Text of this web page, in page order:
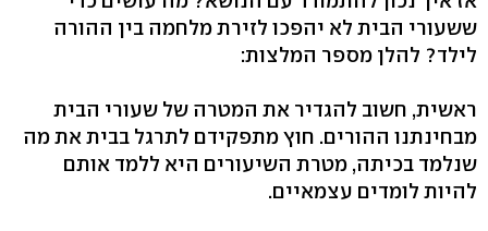
ששעורי הבית לא יהפכו לזירת מלחמה בין ההורה
לילד? להלן מספר המלצות:
ראשית, חשוב להגדיר את המטרה של שעורי הבית
מבחינתנו ההורים. חוץ מתפקידם לתרגל בבית את מה
שנלמד בכיתה, מטרת השיעורים היא ללמד אותם
להיות לומדים עצמאיים.